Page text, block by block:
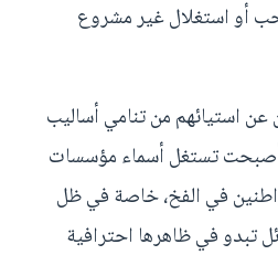
أو استغلال غير مشروع
استيائهم من تنامي أساليب
أصبحت تستغل أسماء مؤسسات
في الفخ، خاصة في ظل
تبدو في ظاهرها احترافية